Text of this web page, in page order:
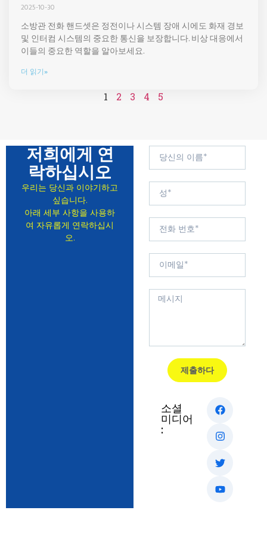
2025-10-30
소방관 전화 핸드셋은 정전이나 시스템 장애 시에도 화재 경보
및 인터컴 시스템의 중요한 통신을 보장합니다. 비상 대응에서
이들의 중요한 역할을 알아보세요.
더 읽기»
1 2 3 4 5
저희에게 연
락하십시오
우리는 당신과 이야기하고
싶습니다.
아래 세부 사항을 사용하
여 자유롭게 연락하십시
오.
제출하다
소셜
미디어
: